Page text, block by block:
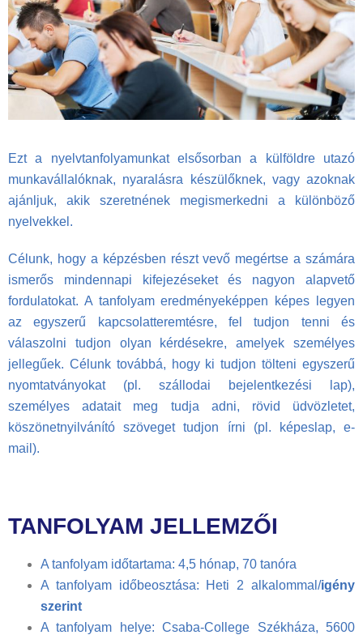
Ezt a nyelvtanfolyamunkat elsősorban a külföldre utazó
munkavállalóknak, nyaralásra készülőknek, vagy azoknak
ajánljuk, akik szeretnének megismerkedni a különböző
nyelvekkel.
Célunk, hogy a képzésben részt vevő megértse a számára
ismerős mindennapi kifejezéseket és nagyon alapvető
fordulatokat. A tanfolyam eredményeképpen képes legyen
az egyszerű kapcsolatteremtésre, fel tudjon tenni és
válaszolni tudjon olyan kérdésekre, amelyek személyes
jellegűek. Célunk továbbá, hogy ki tudjon tölteni egyszerű
nyomtatványokat (pl. szállodai bejelentkezési lap),
személyes adatait meg tudja adni, rövid üdvözletet,
köszönetnyilvánító szöveget tudjon írni (pl. képeslap, e-
mail).
TANFOLYAM JELLEMZŐI
A tanfolyam időtartama: 4,5 hónap, 70 tanóra
A tanfolyam időbeosztása: Heti 2 alkalommal/igény
szerint
A tanfolyam helye: Csaba-College Székháza, 5600